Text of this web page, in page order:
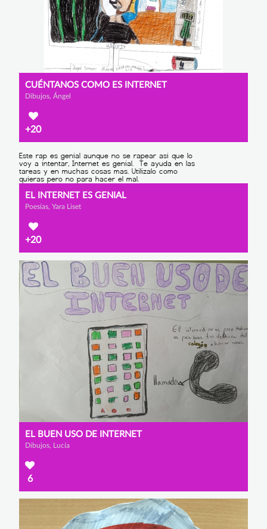
CUÉNTANOS COMO ES INTERNET
Dibujos, Ángel
+20
EL INTERNET ES GENIAL
Poesías, Yara Liset
+20
EL BUEN USO DE INTERNET
Dibujos, Lucía
6